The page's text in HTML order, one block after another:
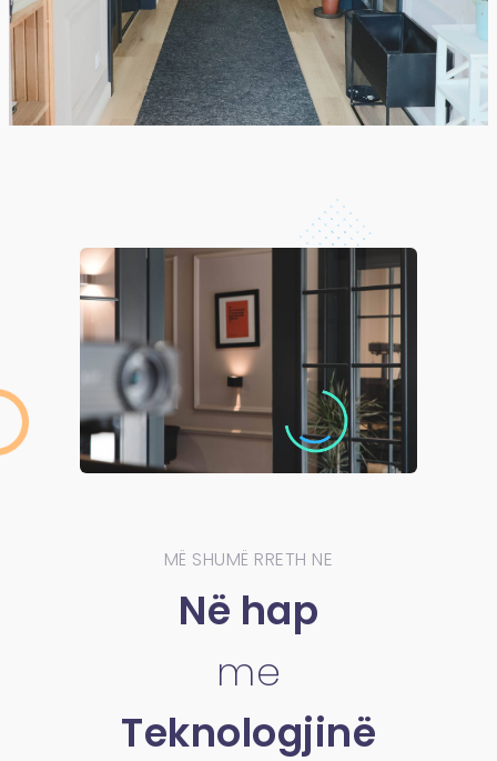
MË SHUMË RRETH NE
Në hap
me
Teknologjinë